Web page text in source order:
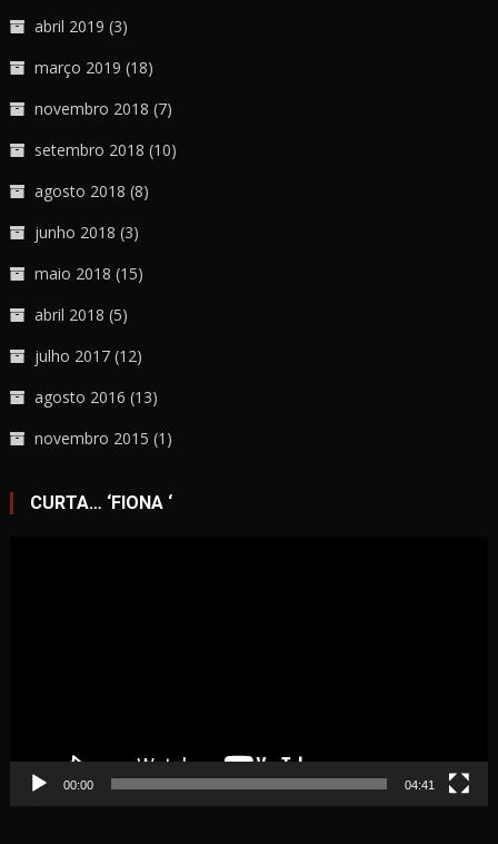
abril 2019 (3)
março 2019 (18)
novembro 2018 (7)
setembro 2018 (10)
agosto 2018 (8)
junho 2018 (3)
maio 2018 (15)
abril 2018 (5)
julho 2017 (12)
agosto 2016 (13)
novembro 2015 (1)
CURTA… ‘FIONA ‘
00:00 04:41